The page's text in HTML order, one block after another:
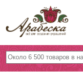
Бусины,